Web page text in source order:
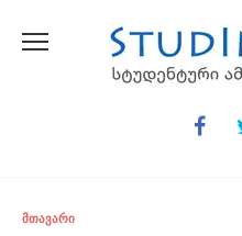
ᲛᲗᲐᲕᲐᲠᲘ